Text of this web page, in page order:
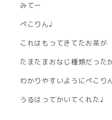
みてー
ぺこりん♩
これはもってきてたお茶が
たまたまおなじ種類だった
わかりやすいようにぺこり
うるはってかいてくれた♩